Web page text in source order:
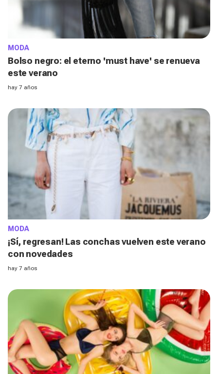
MODA
Bolso negro: el eterno 'must have' se renueva
este verano
hay 7 años
MODA
¡Sí, regresan! Las conchas vuelven este verano
con novedades
hay 7 años